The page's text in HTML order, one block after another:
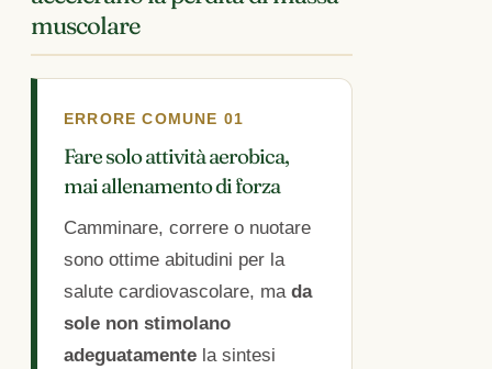
muscolare
ERRORE COMUNE 01
Fare solo attività aerobica,
mai allenamento di forza
Camminare, correre o nuotare
sono ottime abitudini per la
salute cardiovascolare, ma da
sole non stimolano
adeguatamente la sintesi